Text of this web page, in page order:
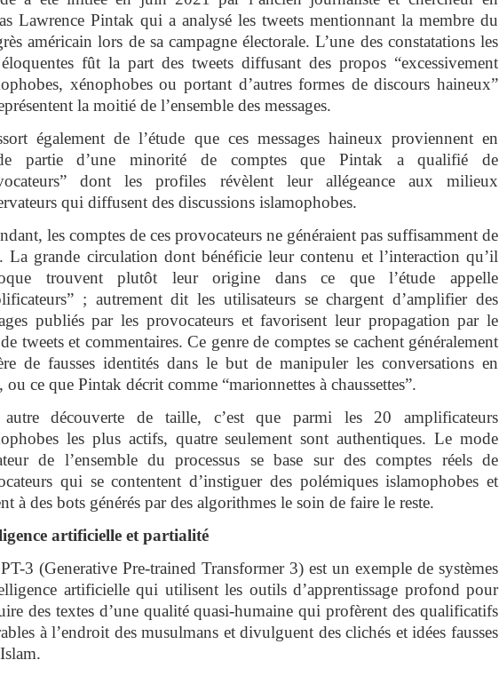
Lawrence Pintak qui a analysé les tweets mentionnant la membre du
américain lors de sa campagne électorale. L’une des constatations les
fût la part des tweets diffusant des propos “excessivement
xénophobes ou portant d’autres formes de discours haineux”
la moitié de l’ensemble des messages.
également de l’étude que ces messages haineux proviennent en
partie d’une minorité de comptes que Pintak a qualifié de
dont les profiles révèlent leur allégeance aux milieux
qui diffusent des discussions islamophobes.
les comptes de ces provocateurs ne généraient pas suffisamment de
La grande circulation dont bénéficie leur contenu et l’interaction qu’il
trouvent plutôt leur origine dans ce que l’étude appelle
; autrement dit les utilisateurs se chargent d’amplifier des
publiés par les provocateurs et favorisent leur propagation par le
tweets et commentaires. Ce genre de comptes se cachent généralement
de fausses identités dans le but de manipuler les conversations en
ou ce que Pintak décrit comme “marionnettes à chaussettes”.
découverte de taille, c’est que parmi les 20 amplificateurs
les plus actifs, quatre seulement sont authentiques. Le mode
de l’ensemble du processus se base sur des comptes réels de
qui se contentent d’instiguer des polémiques islamophobes et
à des bots générés par des algorithmes le soin de faire le reste.
artificielle et partialité
3 (Generative Pre-trained Transformer 3) est un exemple de systèmes
artificielle qui utilisent les outils d’apprentissage profond pour
des textes d’une qualité quasi-humaine qui profèrent des qualificatifs
à l’endroit des musulmans et divulguent des clichés et idées fausses